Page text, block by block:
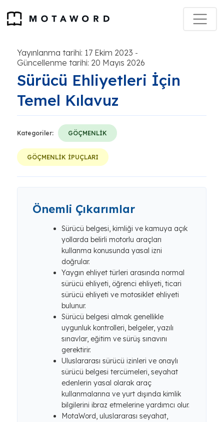
Yayınlanma tarihi: 17 Ekim 2023 -
Güncellenme tarihi: 20 Mayıs 2026
Sürücü Ehliyetleri İçin
Temel Kılavuz
Kategoriler: GÖÇMENLİK
GÖÇMENLİK İPUÇLARI
Önemli Çıkarımlar
Sürücü belgesi, kimliği ve kamuya açık
yollarda belirli motorlu araçları
kullanma konusunda yasal izni
doğrular.
Yaygın ehliyet türleri arasında normal
sürücü ehliyeti, öğrenci ehliyeti, ticari
sürücü ehliyeti ve motosiklet ehliyeti
bulunur.
Sürücü belgesi almak genellikle
uygunluk kontrolleri, belgeler, yazılı
sınavlar, eğitim ve sürüş sınavını
gerektirir.
Uluslararası sürücü izinleri ve onaylı
sürücü belgesi tercümeleri, seyahat
edenlerin yasal olarak araç
kullanmalarına ve yurt dışında kimlik
bilgilerini ibraz etmelerine yardımcı olur.
MotaWord, uluslararası seyahat,